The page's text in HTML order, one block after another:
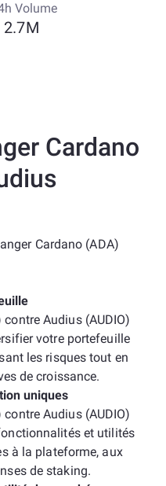
Volume
2.7M
Cardano
Cardano (ADA)
Audius (AUDIO)
votre portefeuille
les risques tout en
de croissance.
uniques
Audius (AUDIO)
et utilités
à la plateforme, aux
de staking.